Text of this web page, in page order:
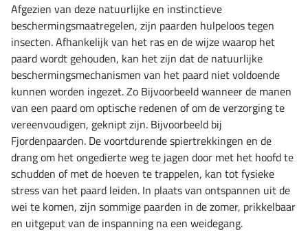
Afgezien van deze natuurlijke en instinctieve
beschermingsmaatregelen, zijn paarden hulpeloos tegen
insecten. Afhankelijk van het ras en de wijze waarop het
paard wordt gehouden, kan het zijn dat de natuurlijke
beschermingsmechanismen van het paard niet voldoende
kunnen worden ingezet. Zo Bijvoorbeeld wanneer de manen
van een paard om optische redenen of om de verzorging te
vereenvoudigen, geknipt zijn. Bijvoorbeeld bij
Fjordenpaarden. De voortdurende spiertrekkingen en de
drang om het ongedierte weg te jagen door met het hoofd te
schudden of met de hoeven te trappelen, kan tot fysieke
stress van het paard leiden. In plaats van ontspannen uit de
wei te komen, zijn sommige paarden in de zomer, prikkelbaar
en uitgeput van de inspanning na een weidegang.